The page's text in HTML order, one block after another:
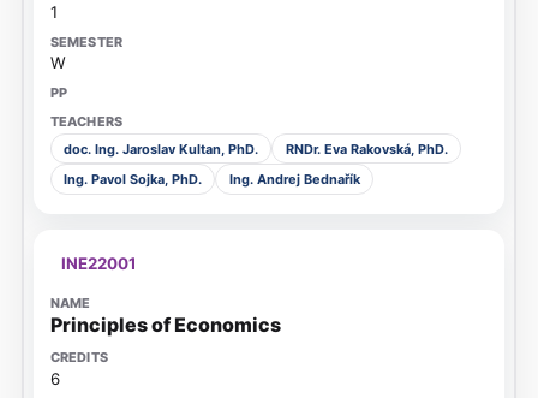
1
W
doc. Ing. Jaroslav Kultan, PhD.
RNDr. Eva Rakovská, PhD.
Ing. Pavol Sojka, PhD.
Ing. Andrej Bednařík
INE22001
Principles of Economics
6